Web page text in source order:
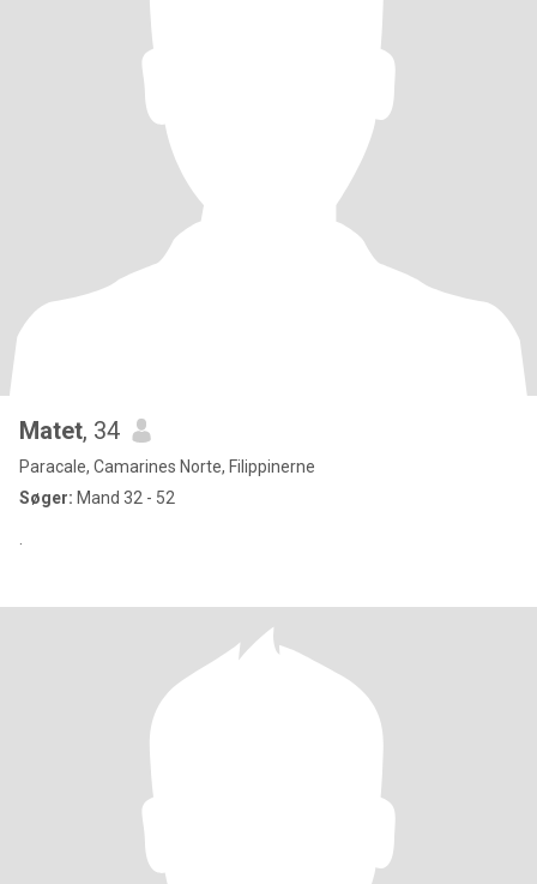
Matet, 34
Paracale, Camarines Norte, Filippinerne
Søger: Mand 32 - 52